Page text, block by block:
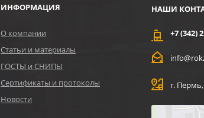
ИНФОРМАЦИЯ
О компании
Статьи и материалы
ГОСТЫ и СНИПЫ
Сертификаты и протоколы
Новости
НАШИ
+7 (342)
г.